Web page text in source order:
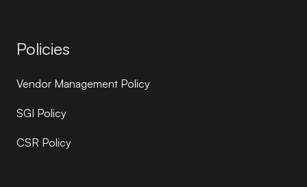
Policies
Vendor Management Policy
SGI Policy
CSR Policy